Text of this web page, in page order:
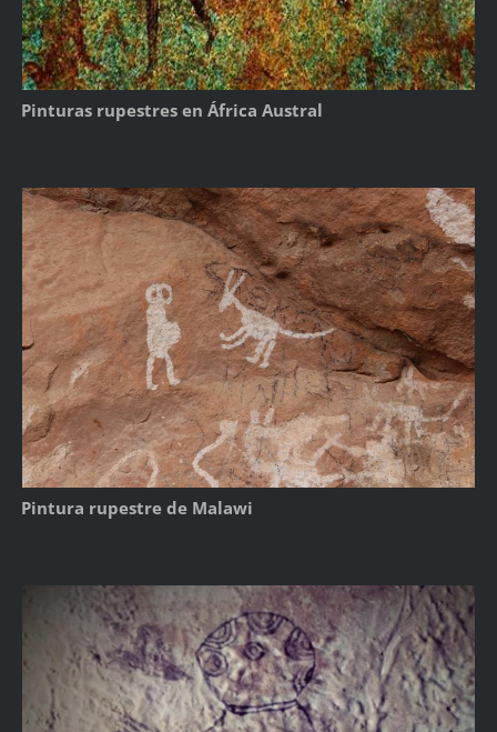
Pinturas rupestres en África Austral
Pintura rupestre de Malawi